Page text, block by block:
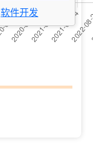
软件开发